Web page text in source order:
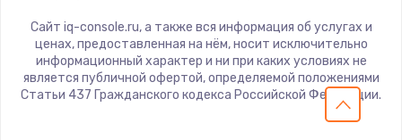
Сайт iq-console.ru, а также вся информация об услугах и
ценах, предоставленная на нём, носит исключительно
информационный характер и ни при каких условиях не
является публичной офертой, определяемой положениями
Статьи 437 Гражданского кодекса Российской Федерации.